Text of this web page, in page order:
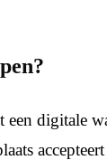
een digitale